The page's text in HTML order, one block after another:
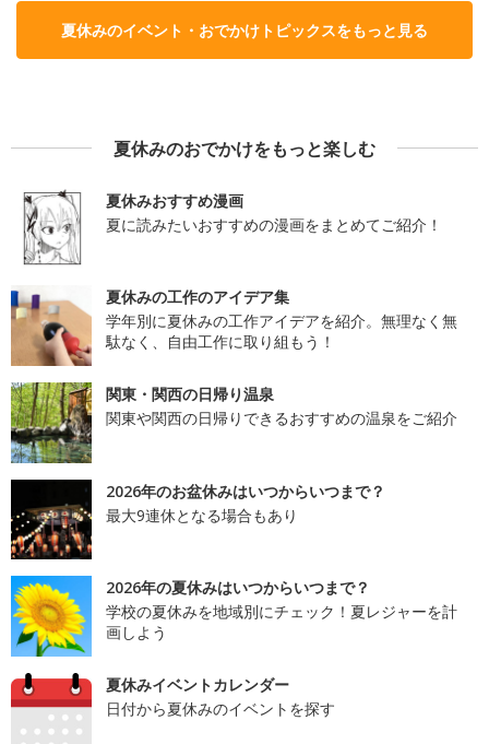
夏休みのイベント・おでかけトピックスをもっと見る
夏休みのおでかけをもっと楽しむ
夏休みおすすめ漫画
夏に読みたいおすすめの漫画をまとめてご紹介！
夏休みの工作のアイデア集
学年別に夏休みの工作アイデアを紹介。無理なく無
駄なく、自由工作に取り組もう！
関東・関西の日帰り温泉
関東や関西の日帰りできるおすすめの温泉をご紹介
2026年のお盆休みはいつからいつまで？
最大9連休となる場合もあり
2026年の夏休みはいつからいつまで？
学校の夏休みを地域別にチェック！夏レジャーを計
画しよう
夏休みイベントカレンダー
日付から夏休みのイベントを探す